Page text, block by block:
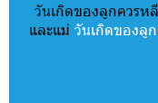
วันเกิดของลูกควรห
และแม่ วันเกิดของลู